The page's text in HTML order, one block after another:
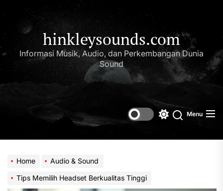
to
content
hinkleysounds.com
Informasi Musik, Audio, dan Perkembangan Dunia
Sound
Switch
mode
Search
Menu
Home
Audio & Sound
Tips Memilih Headset Berkualitas Tinggi